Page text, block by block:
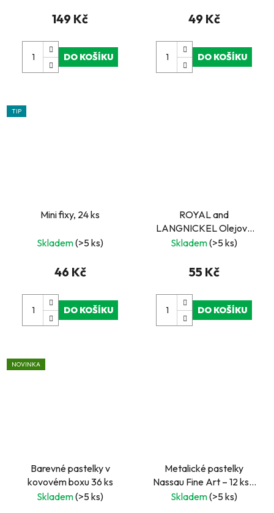
boxu
149 Kč
DO KOŠÍKU
49 Kč
DO KOŠÍKU
TIP
Mini fixy, 24 ks
Skladem(>5 ks)
46 Kč
DO KOŠÍKU
ROYAL and
LANGNICKEL Olejové
pastely, 12 ks
Skladem(>5 ks)
55 Kč
DO KOŠÍKU
NOVINKA
Barevné pastelky v
kovovém boxu 36 ks
Skladem(>5 ks)
Metalické pastelky
Nassau Fine Art – 12 ks v
kovovém obalu
Skladem(>5 ks)